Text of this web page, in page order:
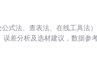
式法、查表法、在线工具法
差分析及选材建议，数据参